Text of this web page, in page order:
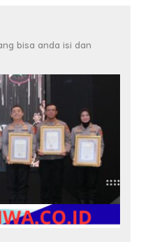
bisa anda isi dan